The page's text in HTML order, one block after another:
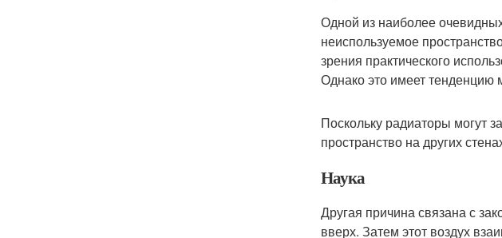
Одной из наиболее
неиспользуемое
зрения практического
Однако это имеет тенденцию
Поскольку радиаторы могут
пространство на других
Наука
Другая причина связана с
вверх. Затем этот воздух